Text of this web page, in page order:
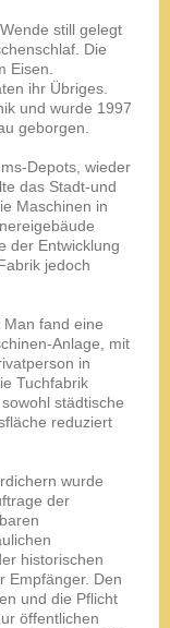
still gelegt
Die
Eisen.
ihr Übriges.
und wurde 1997
geborgen.
Depots, wieder
das Stadt-und
Maschinen in
der Entwicklung
jedoch
Man fand eine
Anlage, mit
in
Tuchfabrik
städtische
reduziert
wurde
der
historischen
Empfänger. Den
und die Pflicht
öffentlichen